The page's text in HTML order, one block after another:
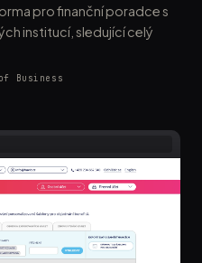
pro finanční poradce s
institucí, sledující celý
Business